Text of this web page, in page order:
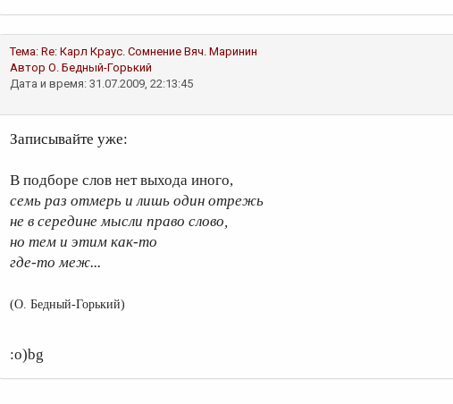
Тема: Re: Карл Краус. Сомнение Вяч. Маринин
Автор О. Бедный-Горький
Дата и время: 31.07.2009, 22:13:45
Записывайте уже:
В подборе слов нет выхода иного,
семь раз отмерь и лишь один отрежь
не в середине мысли право слово,
но тем и этим как-то
где-то меж...
(О. Бедный-Горький)
:о)bg